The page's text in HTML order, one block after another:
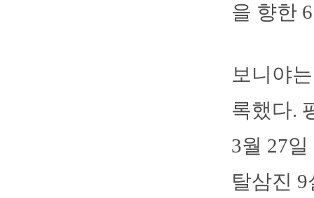
을 향한
보니야
록했다.
3월 27
탈삼진